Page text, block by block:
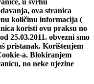
ova stranica
količinu informacija (
koristi ovu praksu no
25.03.2011. obvezni smo
pristanak. Korištenjem
a. Blokiranjem
no neke njezine